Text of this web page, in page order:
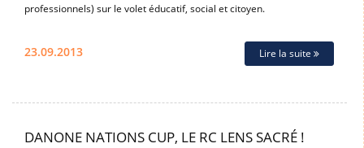
professionnels) sur le volet éducatif, social et citoyen.
23.09.2013 Lire la suite
DANONE NATIONS CUP, LE RC LENS SACRÉ !